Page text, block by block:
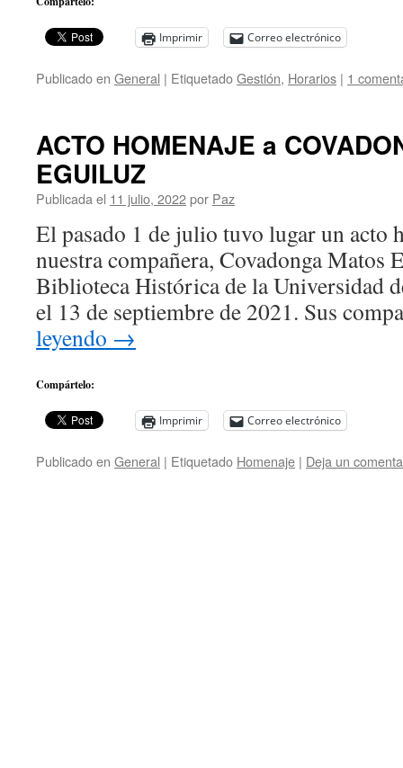
Imprimir Correo electrónico
Publicado en General | EtiquetadoGestión, Horarios | 1
ACTO HOMENAJE a
EGUILUZ
Publicada el 11 julio, 2022por Paz
El pasado 1 de julio tuvo lugar un acto
nuestra compañera, Covadonga Matos
Biblioteca Histórica de la Universidad
el 13 de septiembre de 2021. Sus
leyendo →
Compártelo:
Imprimir Correo electrónico
Publicado en General | Etiquetado Homenaje | Deja un